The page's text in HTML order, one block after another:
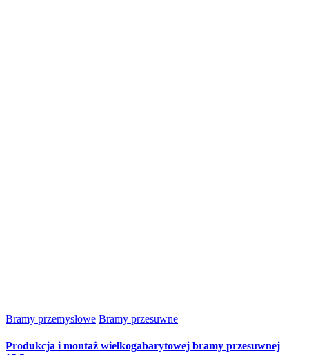
Bramy przemysłowe Bramy przesuwne
Produkcja i montaż wielkogabarytowej bramy przesuwnej